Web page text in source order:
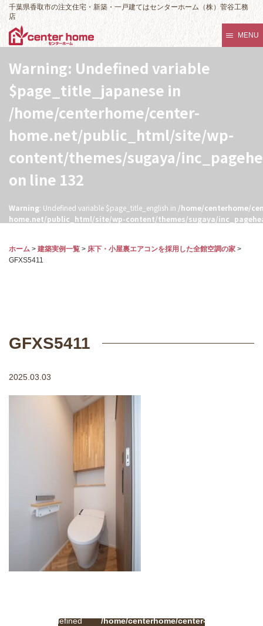
千葉県香取市の注文住宅・新築・一戸建てはセンターホーム（株）菅谷工務
店
MENU
Warning: Undefined variable
$page_title_japanese in
/home/centerhome/center-
home.net/public_html/site/wp-
content/themes/sugaya/
on line 132
Warning: Undefined variable $page_title_english in /home/centerhome/
home.net/public_html/site/wp-content/themes/sugaya/
ホーム > 建築実例一覧 > 床下・小屋裏エアコンを採用した全館空調の家 >
GFXS5411
GFXS5411
2025.03.03
Undefined
/home/centerhome/center-